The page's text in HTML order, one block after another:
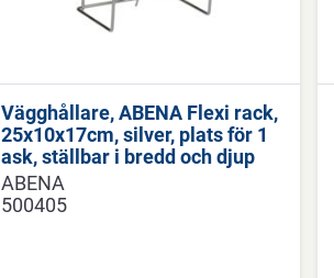
Vägghållare, ABENA Flexi rack,
25x10x17cm, silver, plats för 1
ask, ställbar i bredd och djup
ABENA
500405